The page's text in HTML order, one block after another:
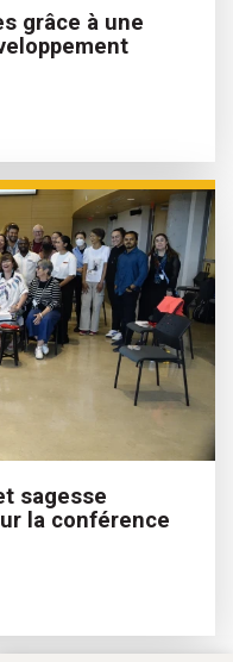
grâce à une
sagesse
la conférence